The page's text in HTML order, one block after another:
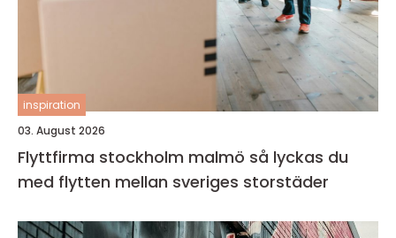
inspiration
03. August 2026
Flyttfirma stockholm malmö så lyckas du
med flytten mellan sveriges storstäder